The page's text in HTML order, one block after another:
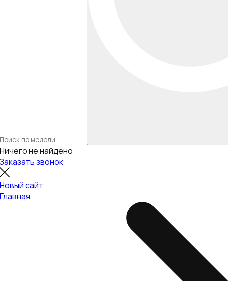
Ничего не найдено
Заказать звонок
Новый сайт
Главная